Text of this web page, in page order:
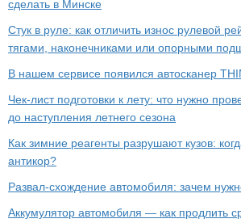
сделать в Минске
Стук в руле: как отличить износ рулевой
тягами, наконечниками или опорными
В нашем сервисе появился автосканер
Чек-лист подготовки к лету: что нужно
до наступления летнего сезона
Как зимние реагенты разрушают кузов:
антикор?
Развал-схождение автомобиля: зачем
Аккумулятор автомобиля — как продлить